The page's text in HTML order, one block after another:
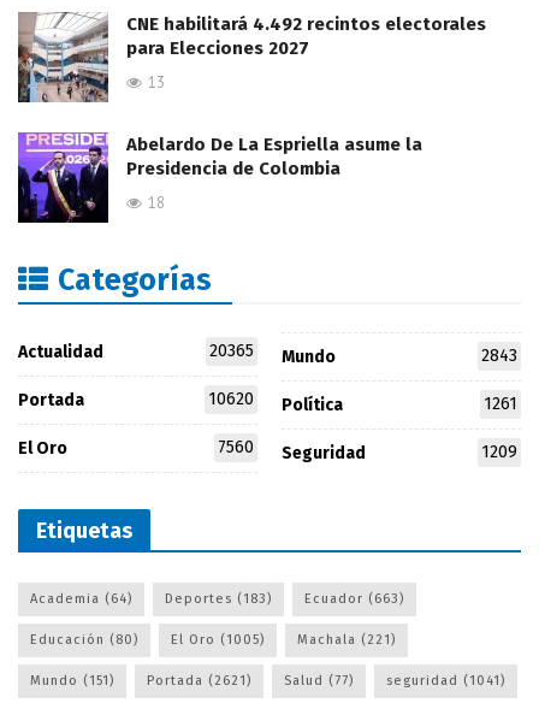
CNE habilitará 4.492 recintos electorales
para Elecciones 2027
13
Abelardo De La Espriella asume la
Presidencia de Colombia
18
Categorías
Actualidad 20365
Portada 10620
El Oro 7560
Mundo 2843
Política 1261
Seguridad 1209
Etiquetas
Academia (64) Deportes (183) Ecuador (663)
Educación (80) El Oro (1005) Machala (221)
Mundo (151) Portada (2621) Salud (77) seguridad (1041)